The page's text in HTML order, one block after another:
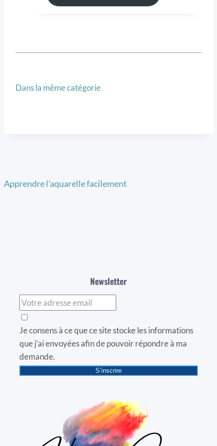
Dans la même catégorie
Apprendre l'aquarelle facilement
Newsletter
Je consens à ce que ce site stocke les informations
que j’ai envoyées afin de pouvoir répondre à ma
demande.
S’inscrire